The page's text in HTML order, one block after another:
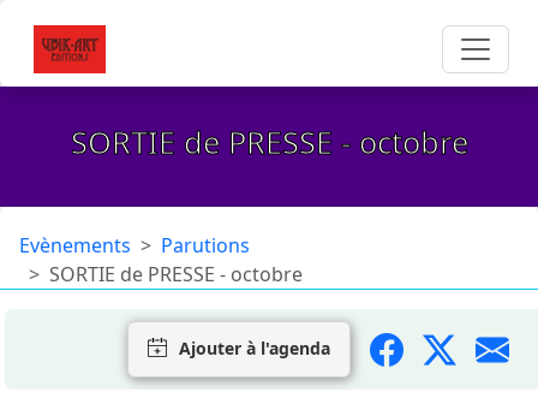
SORTIE de PRESSE - octobre
Evènements
Parutions
SORTIE de PRESSE - octobre
Ajouter à l'agenda